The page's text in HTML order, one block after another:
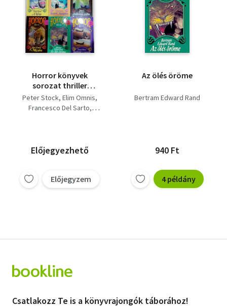
Horror könyvek
sorozat thriller
könyvcsomag (6db) A
hiéna / Skorpiók
öröme / Haláljárat a
semmibe
Peter Stock Elim Omnis
Francesco Del Sarto
Előjegyezhető
Előjegyzem
Az ölés öröme
Bertram Edward Rand
940 Ft
4 példány
Csatlakozz Te is a könyvrajongók táborához!